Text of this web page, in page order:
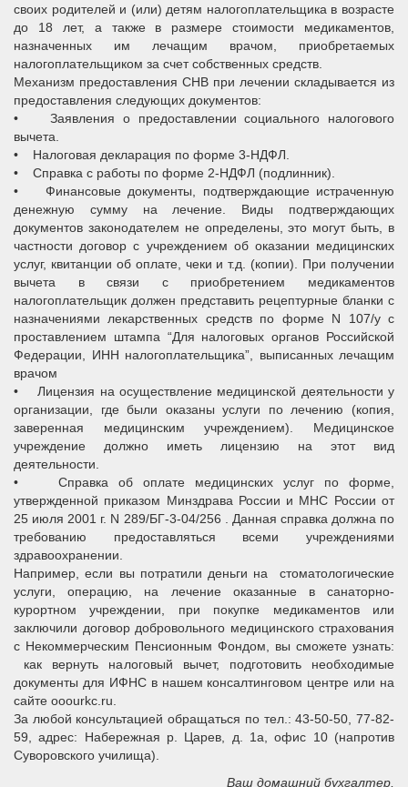
своих родителей и (или) детям налогоплательщика в возрасте
до 18 лет, а также в размере стоимости медикаментов,
назначенных им лечащим врачом, приобретаемых
налогоплательщиком за счет собственных средств.
Механизм предоставления СНВ при лечении складывается из
предоставления следующих документов:
• Заявления о предоставлении социального налогового
вычета.
• Налоговая декларация по форме 3-НДФЛ.
• Справка с работы по форме 2-НДФЛ (подлинник).
• Финансовые документы, подтверждающие истраченную
денежную сумму на лечение. Виды подтверждающих
документов законодателем не определены, это могут быть, в
частности договор с учреждением об оказании медицинских
услуг, квитанции об оплате, чеки и т.д. (копии). При получении
вычета в связи с приобретением медикаментов
налогоплательщик должен представить рецептурные бланки с
назначениями лекарственных средств по форме N 107/у с
проставлением штампа “Для налоговых органов Российской
Федерации, ИНН налогоплательщика”, выписанных лечащим
врачом
• Лицензия на осуществление медицинской деятельности у
организации, где были оказаны услуги по лечению (копия,
заверенная медицинским учреждением). Медицинское
учреждение должно иметь лицензию на этот вид
деятельности.
• Справка об оплате медицинских услуг по форме,
утвержденной приказом Минздрава России и МНС России от
25 июля 2001 г. N 289/БГ-3-04/256 . Данная справка должна по
требованию предоставляться всеми учреждениями
здравоохранении.
Например, если вы потратили деньги на стоматологические
услуги, операцию, на лечение оказанные в санаторно-
курортном учреждении, при покупке медикаментов или
заключили договор добровольного медицинского страхования
с Некоммерческим Пенсионным Фондом, вы сможете узнать:
как вернуть налоговый вычет, подготовить необходимые
документы для ИФНС в нашем консалтинговом центре или на
сайте ooourkc.ru.
За любой консультацией обращаться по тел.: 43-50-50, 77-82-
59, адрес: Набережная р. Царев, д. 1а, офис 10 (напротив
Суворовского училища).
Ваш домашний бухгалтер,